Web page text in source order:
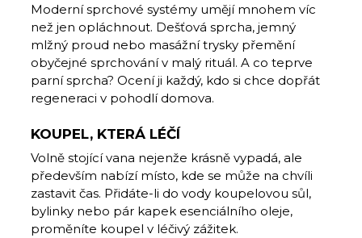
Moderní sprchové systémy umějí mno­hem víc
než jen opláchnout. Dešťová sprcha, jemný
mlžný proud nebo masážní trysky přemění
obyčejné sprchování v malý rituál. A co teprve
parní sprcha? Ocení ji každý, kdo si chce dopřát
regeneraci v pohodlí domova.
KOUPEL, KTERÁ LÉČÍ
Volně stojící vana nejenže krásně vypadá, ale
především nabízí místo, kde se může na chvíli
zastavit čas. Přidáte-li do vody koupelovou sůl,
bylinky nebo pár kapek esenciálního oleje,
proměníte koupel v léčivý zážitek.